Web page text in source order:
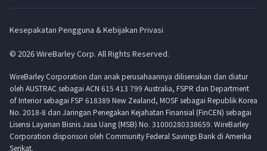
Kesepakatan Pengguna & Kebijakan Privasi
© 2026 WireBarley Corp. All Rights Reserved.
WireBarley Corporation dan anak perusahaannya dilisensikan dan diatur
oleh AUSTRAC sebagai ACN 615 413 799 Australia, FSPR dan Department
of Interior sebagai FSP 618389 New Zealand, MOSF sebagai Republik Korea
No. 2018-8 dan Jaringan Penegakan Kejahatan Finansial (FinCEN) sebagai
Lisensi Layanan Bisnis Jasa Uang (MSB) No. 31000280338659. WireBarley
Corporation disponsori oleh Community Federal Savings Bank di Amerika
Serikat.